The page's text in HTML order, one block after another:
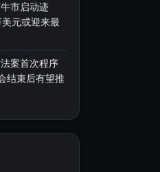
市启动迹
元或迎来最
案首次程序
结束后有望推